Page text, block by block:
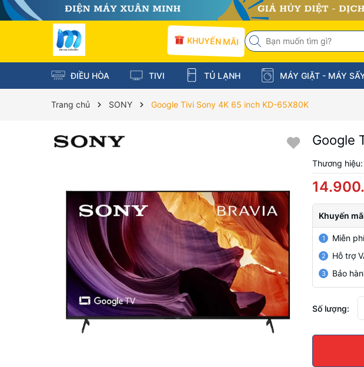
KHUYẾN MÃI
ĐIỀU HÒA TIVI TỦ LẠNH MÁY GIẶT - MÁY
Trang chủ SONY Google Tivi Sony 4K 65 inch KD-65X80K
Google
Thương hiệu:
Khuyến
1 Miễn
2 Hỗ trợ
3 Bảo
Số lượng: